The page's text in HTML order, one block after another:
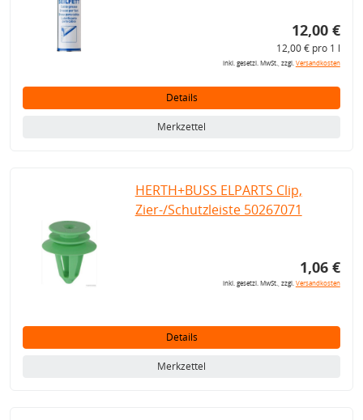
12,00 €
12,00 € pro 1 l
inkl. gesetzl. MwSt., zzgl.Versandkosten
Details
Merkzettel
HERTH+BUSS ELPARTS Clip,
Zier-/Schutzleiste 50267071
1,06 €
inkl. gesetzl. MwSt., zzgl.Versandkosten
Details
Merkzettel